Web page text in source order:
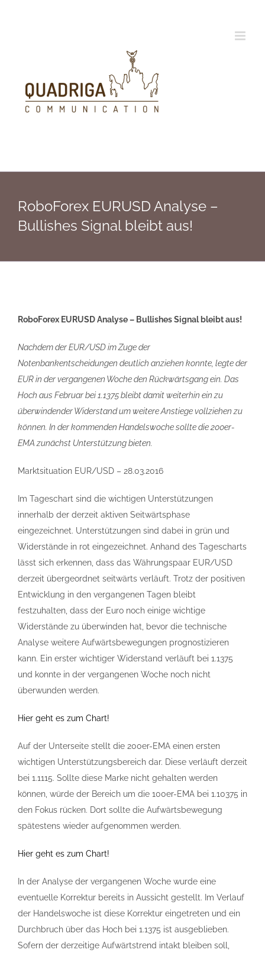
RoboForex EURUSD Analyse –
Bullishes Signal bleibt aus!
RoboForex EURUSD Analyse – Bullishes Signal bleibt aus!
Nachdem der EUR/USD im Zuge der
Notenbankentscheidungen deutlich anziehen konnte, legte der
EUR in der vergangenen Woche den Rückwärtsgang ein. Das
Hoch aus Februar bei 1.1375 bleibt damit weiterhin ein zu
überwindender Widerstand um weitere Anstiege vollziehen zu
können. In der kommenden Handelswoche sollte die 200er-
EMA zunächst Unterstützung bieten.
Marktsituation EUR/USD – 28.03.2016
Im Tageschart sind die wichtigen Unterstützungen
innerhalb der derzeit aktiven Seitwärtsphase
eingezeichnet. Unterstützungen sind dabei in grün und
Widerstände in rot eingezeichnet. Anhand des Tagescharts
lässt sich erkennen, dass das Währungspaar EUR/USD
derzeit übergeordnet seitwärts verläuft. Trotz der positiven
Entwicklung in den vergangenen Tagen bleibt
festzuhalten, dass der Euro noch einige wichtige
Widerstände zu überwinden hat, bevor die technische
Analyse weitere Aufwärtsbewegungen prognostizieren
kann. Ein erster wichtiger Widerstand verläuft bei 1.1375
und konnte in der vergangenen Woche noch nicht
überwunden werden.
Hier geht es zum Chart!
Auf der Unterseite stellt die 200er-EMA einen ersten
wichtigen Unterstützungsbereich dar. Diese verläuft derzeit
bei 1.1115. Sollte diese Marke nicht gehalten werden
können, würde der Bereich um die 100er-EMA bei 1.10375 in
den Fokus rücken. Dort sollte die Aufwärtsbewegung
spätestens wieder aufgenommen werden.
Hier geht es zum Chart!
In der Analyse der vergangenen Woche wurde eine
eventuelle Korrektur bereits in Aussicht gestellt. Im Verlauf
der Handelswoche ist diese Korrektur eingetreten und ein
Durchbruch über das Hoch bei 1.1375 ist ausgeblieben.
Sofern der derzeitige Aufwärtstrend intakt bleiben soll,